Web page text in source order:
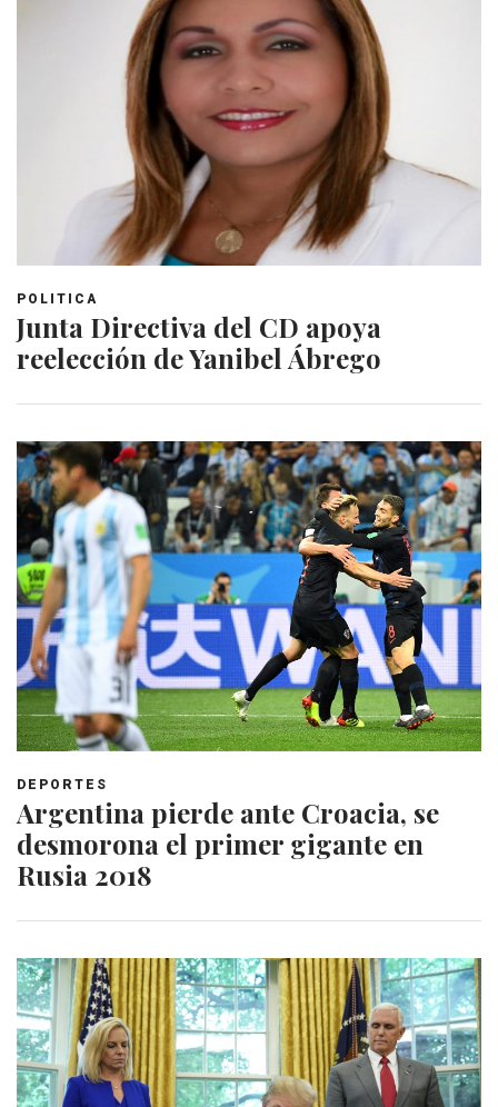
POLITICA
Junta Directiva del CD apoya
reelección de Yanibel Ábrego
DEPORTES
Argentina pierde ante Croacia, se
desmorona el primer gigante en
Rusia 2018